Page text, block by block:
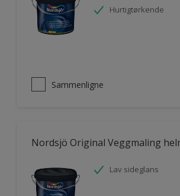
Hurtigtørkende
Sammenligne
Nordsjö Original Veggmaling
Lav sideglans